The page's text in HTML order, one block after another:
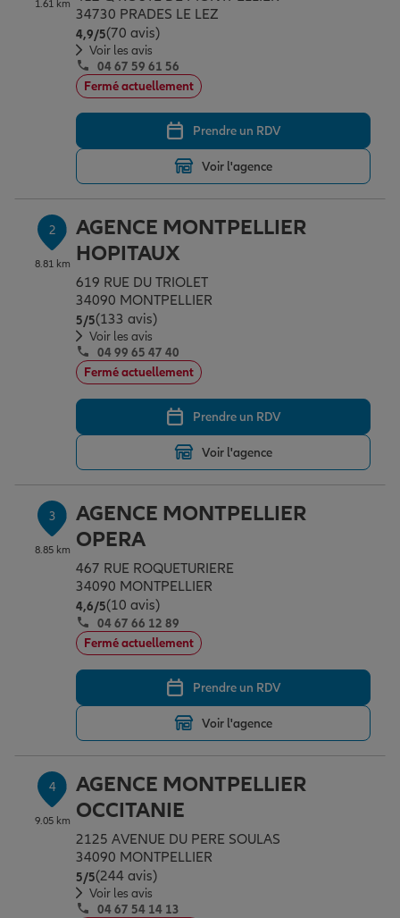
Assurance emprunteur
Prévoyance et dépendance
Assurance animal de compagnie
Protection de la famille
Protection juridique
Épargne & retraite
Plan épargne retraite
Assurance vie
Placements financiers
Investissements immobiliers
Transmission
Vos projets
Partir en vacances
Déménager
Changer de voiture
Départ à la retraite
Préparer l’avenir
Conseil assurance
Outre-mer
Assurance auto
Assurance habitation
Le Pack Famille
Garantie des accidents de la vie
Assurance scolaire
Protection juridique
Retraite
Tous nos devis d'assurance
Professionnels
Allianz en France
1.61 km
34730 PRADES LE LEZ
4,9/5Note de 4.9 sur 5
(70 avis)
Voir les avis
04 67 59 61 56
Fermé actuellement
Prendre un RDV
Voir l'agence
2
8.81 km
AGENCE MONTPELLIER
HOPITAUX
619 RUE DU TRIOLET
34090 MONTPELLIER
5/5Note de 5 sur 5
(133 avis)
Voir les avis
04 99 65 47 40
Fermé actuellement
Prendre un RDV
Voir l'agence
3
8.85 km
AGENCE MONTPELLIER
OPERA
467 RUE ROQUETURIERE
34090 MONTPELLIER
4,6/5Note de 4.6 sur 5
(10 avis)
04 67 66 12 89
Fermé actuellement
Prendre un RDV
Voir l'agence
4
9.05 km
AGENCE MONTPELLIER
OCCITANIE
2125 AVENUE DU PERE SOULAS
34090 MONTPELLIER
5/5Note de 5 sur 5
(244 avis)
Voir les avis
04 67 54 14 13